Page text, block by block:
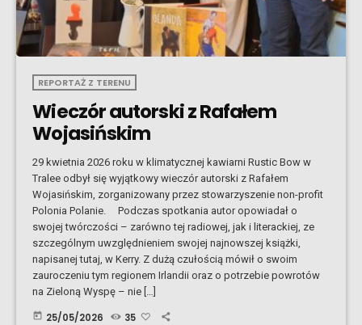
REPORTAŻ Z TERENU
Wieczór autorski z Rafałem
Wojasińskim
29 kwietnia 2026 roku w klimatycznej kawiarni Rustic Bow w
Tralee odbył się wyjątkowy wieczór autorski z Rafałem
Wojasińskim, zorganizowany przez stowarzyszenie non-profit
Polonia Polanie. Podczas spotkania autor opowiadał o
swojej twórczości – zarówno tej radiowej, jak i literackiej, ze
szczególnym uwzględnieniem swojej najnowszej książki,
napisanej tutaj, w Kerry. Z dużą czułością mówił o swoim
zauroczeniu tym regionem Irlandii oraz o potrzebie powrotów
na Zieloną Wyspę – nie […]
today 25/05/2026 35